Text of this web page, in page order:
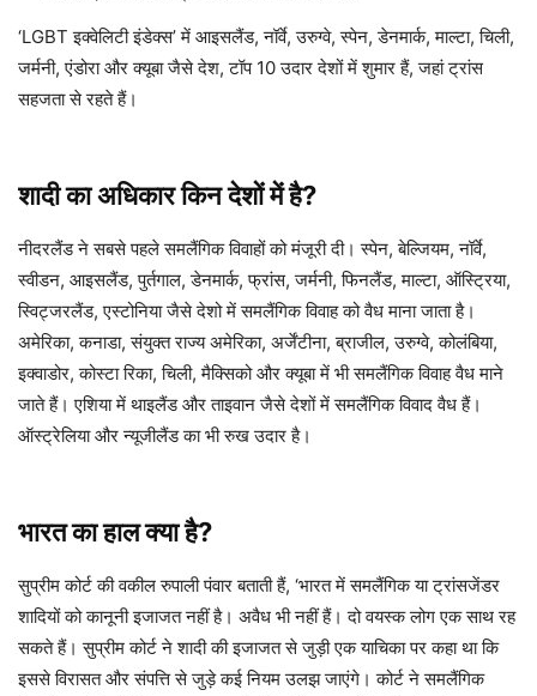
‘LGBT इक्वेलिटी इंडेक्स’ में आइसलैंड, नॉर्वे, उरुग्वे, स्पेन, डेनमार्क, माल्टा, चिली,
जर्मनी, एंडोरा और क्यूबा जैसे देश, टॉप 10 उदार देशों में शुमार हैं, जहां ट्रांस
सहजता से रहते हैं।
शादी का अधिकार किन देशों में है?
नीदरलैंड ने सबसे पहले समलैंगिक विवाहों को मंजूरी दी। स्पेन, बेल्जियम, नॉर्वे,
स्वीडन, आइसलैंड, पुर्तगाल, डेनमार्क, फ्रांस, जर्मनी, फिनलैंड, माल्टा, ऑस्ट्रिया,
स्विट्जरलैंड, एस्टोनिया जैसे देशो में समलैंगिक विवाह को वैध माना जाता है।
अमेरिका, कनाडा, संयुक्त राज्य अमेरिका, अर्जेंटीना, ब्राजील, उरुग्वे, कोलंबिया,
इक्वाडोर, कोस्टा रिका, चिली, मैक्सिको और क्यूबा में भी समलैंगिक विवाह वैध माने
जाते हैं। एशिया में थाइलैंड और ताइवान जैसे देशों में समलैंगिक विवाद वैध हैं।
ऑस्ट्रेलिया और न्यूजीलैंड का भी रुख उदार है।
भारत का हाल क्या है?
सुप्रीम कोर्ट की वकील रुपाली पंवार बताती हैं, ‘भारत में समलैंगिक या ट्रांसजेंडर
शादियों को कानूनी इजाजत नहीं है। अवैध भी नहीं हैं। दो वयस्क लोग एक साथ रह
सकते हैं। सुप्रीम कोर्ट ने शादी की इजाजत से जुड़ी एक याचिका पर कहा था कि
इससे विरासत और संपत्ति से जुड़े कई नियम उलझ जाएंगे। कोर्ट ने समलैंगिक